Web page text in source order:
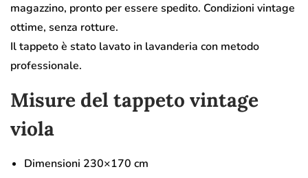
magazzino, pronto per essere spedito. Condizioni vintage
ottime, senza rotture.
Il tappeto è stato lavato in lavanderia con metodo
professionale.
Misure del tappeto vintage
viola
Dimensioni 230×170 cm